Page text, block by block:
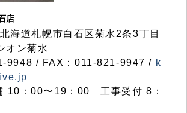
店
道札幌市白石区菊水2条3丁目
ン菊水
9948 / FAX：011-821-9947 / k
10：00〜19：00 工事受付 8：